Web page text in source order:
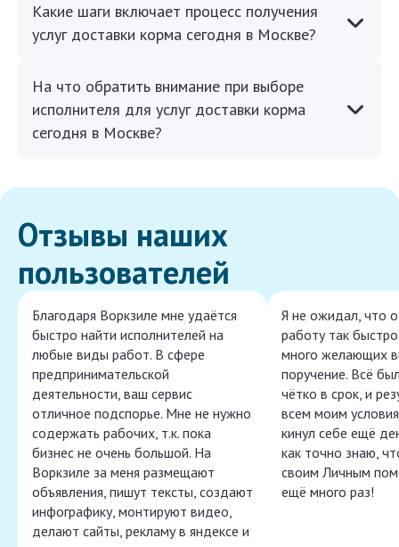
Какие шаги включает процесс получения
услуг доставки корма сегодня в Москве?
На что обратить внимание при выборе
исполнителя для услуг доставки корма
сегодня в Москве?
Отзывы наших
пользователей
Благодаря Воркзиле мне удаётся
быстро найти исполнителей на
любые виды работ. В сфере
предпринимательской
деятельности, ваш сервис
отличное подспорье. Мне не нужно
содержать рабочих, т.к. пока
бизнес не очень большой. На
Воркзиле за меня размещают
объявления, пишут тексты, создают
инфографику, монтируют видео,
делают сайты, рекламу в яндексе и
Я не ожидал, что
работу так
много желающих
поручение. Всё
чётко в срок, и
всем моим
кинул себе ещё
как точно знаю,
своим Личным
ещё много раз!